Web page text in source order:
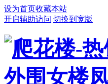
设为首页收藏本站
开启辅助访问 切换到宽版